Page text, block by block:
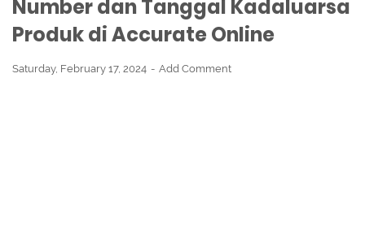
Number dan Tanggal Kadaluarsa
Produk di Accurate Online
Saturday, February 17, 2024 Add Comment